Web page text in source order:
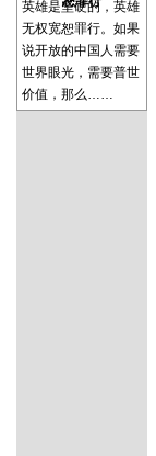
英雄是坚硬的，英雄
无权宽恕罪行。如果
说开放的中国人需要
世界眼光，需要普世
价值，那么……